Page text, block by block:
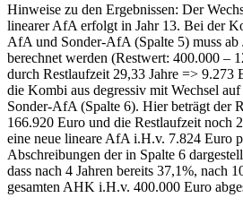
Hinweise zu den Ergebnissen: Der
linearer AfA erfolgt in Jahr 13. Bei der
AfA und Sonder-AfA (Spalte 5) muss ab
berechnet werden (Restwert: 400.000 –
durch Restlaufzeit 29,33 Jahre => 9.273
die Kombi aus degressiv mit Wechsel
Sonder-AfA (Spalte 6). Hier beträgt der
166.920 Euro und die Restlaufzeit noch
eine neue lineare AfA i.H.v. 7.824 Euro
Abschreibungen der in Spalte 6
dass nach 4 Jahren bereits 37,1%, nach
gesamten AHK i.H.v. 400.000 Euro